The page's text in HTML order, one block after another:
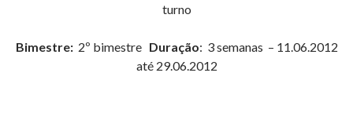
turno
Bimestre: 2º bimestreDuração: 3 semanas – 11.06.2012
até 29.06.2012